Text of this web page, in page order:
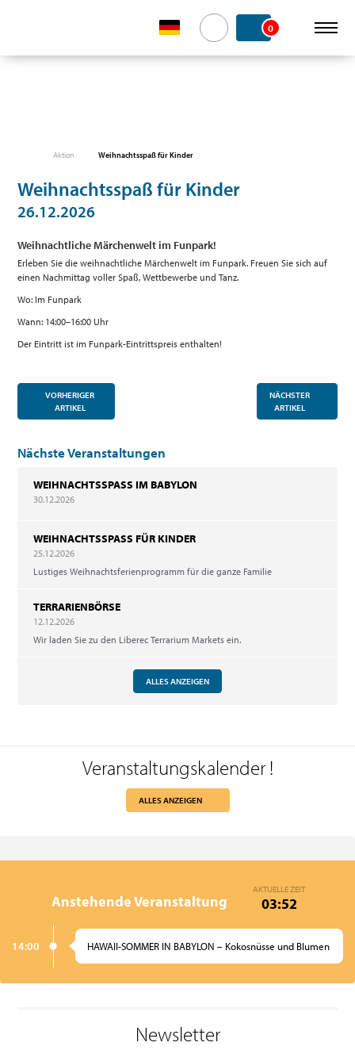
0
Aktion Weihnachtsspaß für Kinder
Weihnachtsspaß für Kinder
26.12.2026
Weihnachtliche Märchenwelt im Funpark!
Erleben Sie die weihnachtliche Märchenwelt im Funpark. Freuen Sie sich auf
einen Nachmittag voller Spaß, Wettbewerbe und Tanz.
Wo: Im Funpark
Wann: 14:00–16:00 Uhr
Der Eintritt ist im Funpark-Eintrittspreis enthalten!
NÄCHSTER
ARTIKEL
VORHERIGER
ARTIKEL
Nächste Veranstaltungen
WEIHNACHTSSPASS IM BABYLON
30.12.2026
WEIHNACHTSSPASS FÜR KINDER
25.12.2026
Lustiges Weihnachtsferienprogramm für die ganze Familie
TERRARIENBÖRSE
12.12.2026
Wir laden Sie zu den Liberec Terrarium Markets ein.
ALLES ANZEIGEN
Veranstaltungskalender!
ALLES ANZEIGEN
Anstehende Veranstaltung
AKTUELLE ZEIT
03:52
14:00 HAWAII-SOMMER IN BABYLON – Kokosnüsse und Blumen
Newsletter